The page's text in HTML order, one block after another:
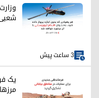
3 ساعت پیش
یک